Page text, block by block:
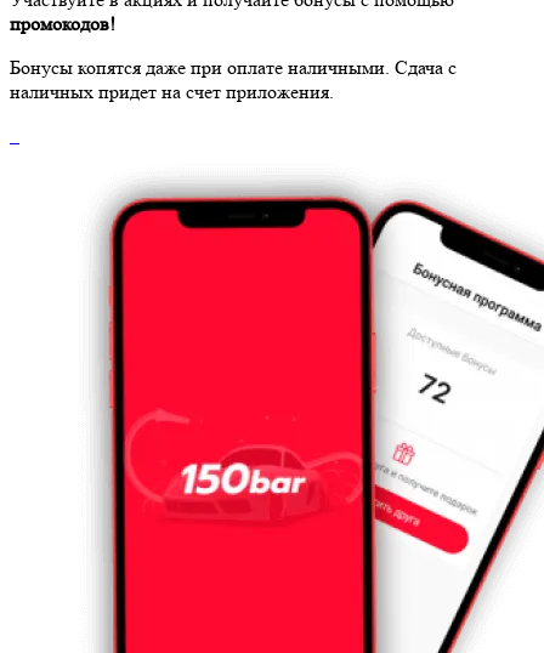
промокодов!
Бонусы копятся даже при оплате наличными. Сдача с
наличных придет на счет приложения.